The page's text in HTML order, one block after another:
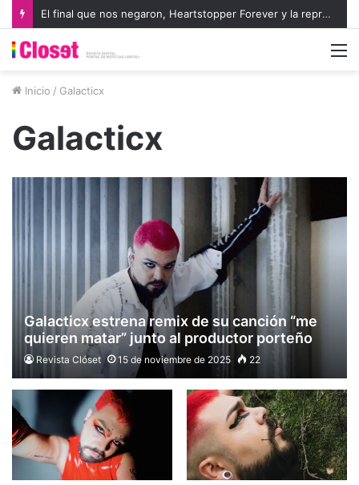
El final que nos negaron, Heartstopper Forever y la representación LGBTIQA+
Inicio / Galacticx
Galacticx
Galacticx estrena remix de su canción “me
quieren matar” junto al productor porteño
Tankboy
Revista Clóset 15 de noviembre de 2025 22